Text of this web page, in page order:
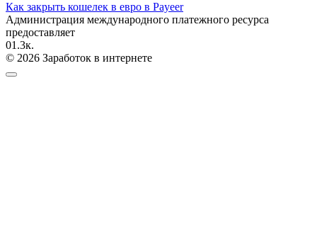
Как закрыть кошелек в евро в Payeer
Администрация международного платежного ресурса
предоставляет
01.3к.
© 2026 Заработок в интернете